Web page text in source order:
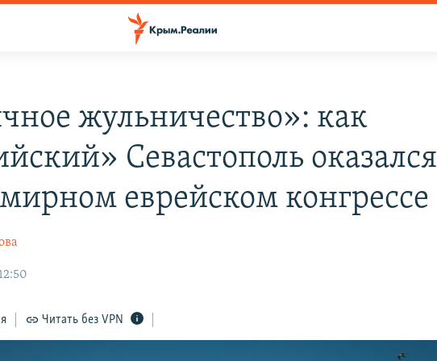
жульничество»: как
Севастополь оказался
еврейском конгрессе
Читать без VPN